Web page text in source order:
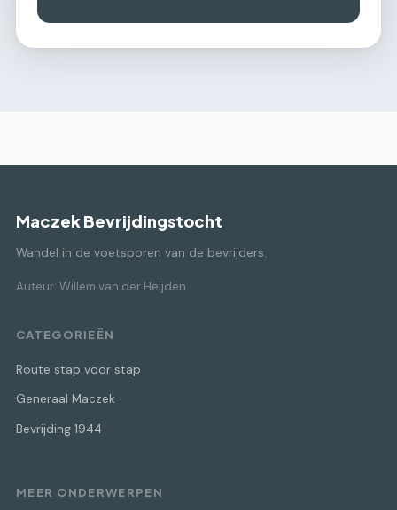
Maczek Bevrijdingstocht
Wandel in de voetsporen van de bevrijders.
Auteur: Willem van der Heijden
CATEGORIEËN
Route stap voor stap
Generaal Maczek
Bevrijding 1944
MEER ONDERWERPEN